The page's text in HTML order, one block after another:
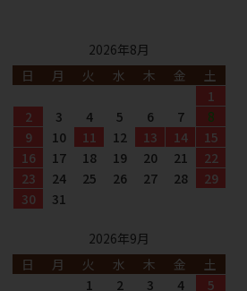
2026年8月
日
月 火 水 木 金
土
1
2
3 4 5 6 7
8
9
10 11 12 13 14
15
16
17 18 19 20 21
22
23
24 25 26 27 28
29
30
31
2026年9月
日
月 火 水 木 金
土
1
2 3 4 5